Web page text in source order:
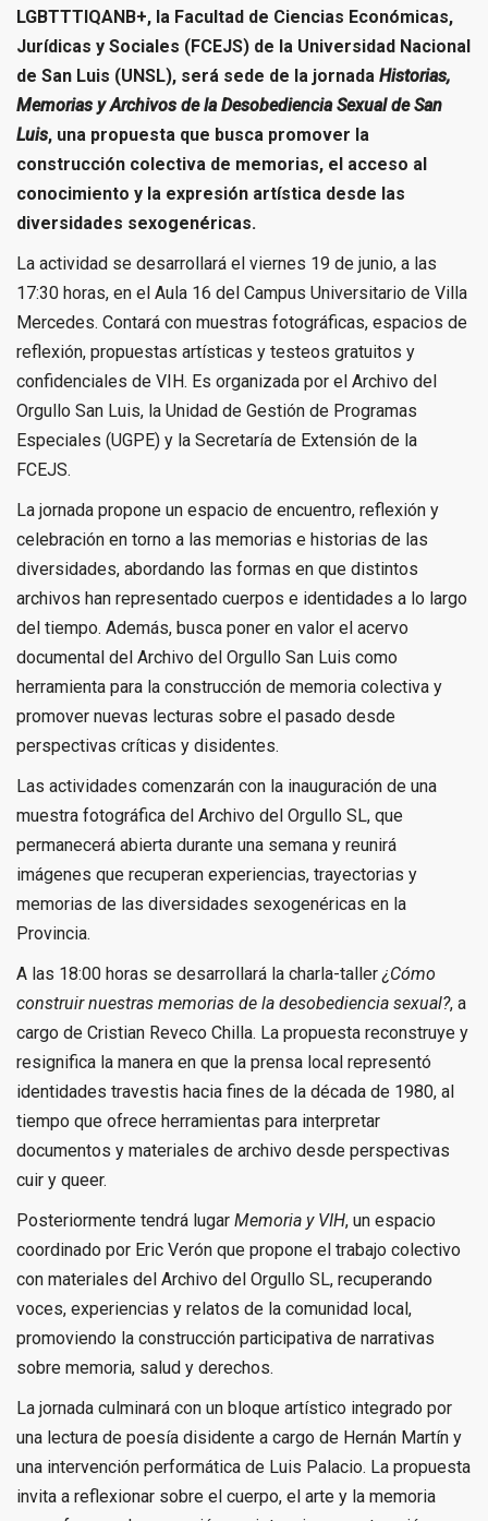
LGBTTTIQANB+, la Facultad de Ciencias Económicas,
Jurídicas y Sociales (FCEJS) de la Universidad Nacional
de San Luis (UNSL), será sede de la jornada Historias,
Memorias y Archivos de la Desobediencia Sexual de San
Luis, una propuesta que busca promover la
construcción colectiva de memorias, el acceso al
conocimiento y la expresión artística desde las
diversidades sexogenéricas.
La actividad se desarrollará el viernes 19 de junio, a las
17:30 horas, en el Aula 16 del Campus Universitario de Villa
Mercedes. Contará con muestras fotográficas, espacios de
reflexión, propuestas artísticas y testeos gratuitos y
confidenciales de VIH. Es organizada por el Archivo del
Orgullo San Luis, la Unidad de Gestión de Programas
Especiales (UGPE) y la Secretaría de Extensión de la
FCEJS.
La jornada propone un espacio de encuentro, reflexión y
celebración en torno a las memorias e historias de las
diversidades, abordando las formas en que distintos
archivos han representado cuerpos e identidades a lo largo
del tiempo. Además, busca poner en valor el acervo
documental del Archivo del Orgullo San Luis como
herramienta para la construcción de memoria colectiva y
promover nuevas lecturas sobre el pasado desde
perspectivas críticas y disidentes.
Las actividades comenzarán con la inauguración de una
muestra fotográfica del Archivo del Orgullo SL, que
permanecerá abierta durante una semana y reunirá
imágenes que recuperan experiencias, trayectorias y
memorias de las diversidades sexogenéricas en la
Provincia.
A las 18:00 horas se desarrollará la charla-taller¿Cómo
construir nuestras memorias de la desobediencia sexual?, a
cargo de Cristian Reveco Chilla. La propuesta reconstruye y
resignifica la manera en que la prensa local representó
identidades travestis hacia fines de la década de 1980, al
tiempo que ofrece herramientas para interpretar
documentos y materiales de archivo desde perspectivas
cuir y queer.
Posteriormente tendrá lugar Memoria y VIH, un espacio
coordinado por Eric Verón que propone el trabajo colectivo
con materiales del Archivo del Orgullo SL, recuperando
voces, experiencias y relatos de la comunidad local,
promoviendo la construcción participativa de narrativas
sobre memoria, salud y derechos.
La jornada culminará con un bloque artístico integrado por
una lectura de poesía disidente a cargo de Hernán Martín y
una intervención performática de Luis Palacio. La propuesta
invita a reflexionar sobre el cuerpo, el arte y la memoria